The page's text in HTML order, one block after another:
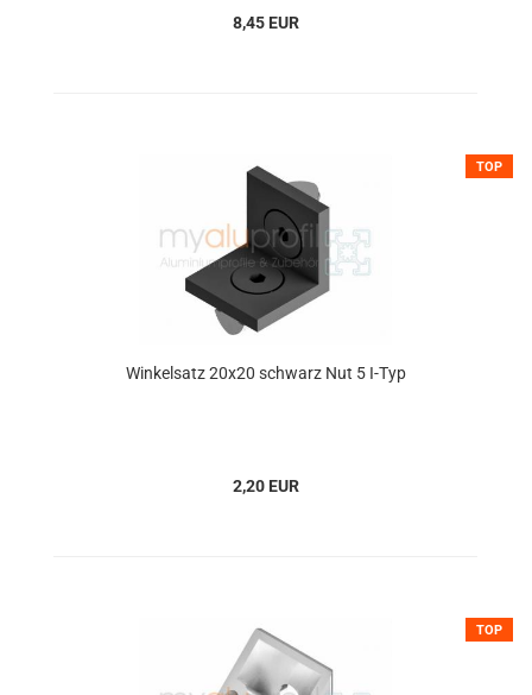
8,45 EUR
TOP
Winkelsatz 20x20 schwarz Nut 5 I-Typ
2,20 EUR
TOP